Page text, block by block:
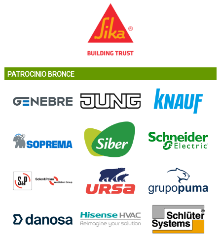
PATROCINIO BRONCE